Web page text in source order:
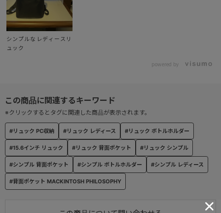
新
発送する商品は選択いただけませんのでご注意ください。
※商品画像は旧ロゴ仕様になります。
#リュック PC収納 #リュック レディース #リュック ボトルホルダー
#15.6インチ リュック #リュック 背面ポケット #リュック シンプル
#シンプル 背面ポケット #シンプル ボトルホルダー #シンプル レディース
#背面ポケット MACKINTOSH PHILOSOPHY
※クリックするとタグに関連した商品が表示されます。
シンプルなレディースリ
ュック
powered by